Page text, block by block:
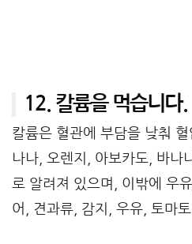
12. 칼륨을 먹습니다.
칼륨은 혈관에 부담을 낮춰
나나, 오렌지, 아보카도, 바나
로 알려져 있으며, 이밖에 우
어, 견과류, 감지, 우유, 토마